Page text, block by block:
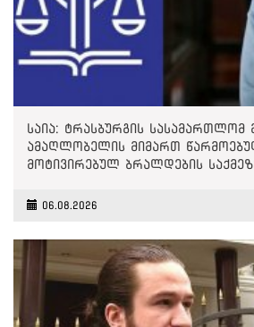
საია: ტრასბურგის სასამართლომ
ამაღლობელის მიმართ
მოტივირებულ ბრალდების
06.08.2026